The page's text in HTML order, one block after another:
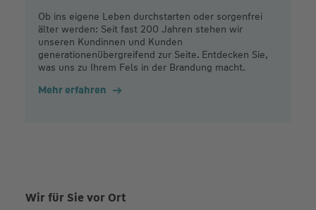
Ob ins eigene Leben durchstarten oder sorgenfrei
älter werden: Seit fast 200 Jahren stehen wir
unseren Kundinnen und Kunden
generationenübergreifend zur Seite. Entdecken Sie,
was uns zu Ihrem Fels in der Brandung macht.
Mehr erfahren
Wir für Sie vor Ort